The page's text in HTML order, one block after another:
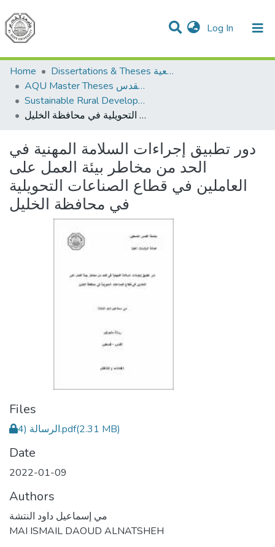
Log In (current)
Communities & Collections
All of DSpace
Home
Dissertations & Theses الرسائل الجامعية
AQU Master Theses الرسائل الجامعية الخاصة بجامعة القدس
Sustainable Rural Development التنمية الريفية المستدامة
دور تطبيق إجراءات السلامة المهنية في الحد من مخاطر بيئة العمل على العاملين في قطاع الصناعات التحويلية في محافظة الخليل
دور تطبيق إجراءات السلامة المهنية في
الحد من مخاطر بيئة العمل على
العاملين في قطاع الصناعات التحويلية
في محافظة الخليل
Files
الرسالة (4.pdf(2.31 MB)
Date
2022-01-09
Authors
مي إسماعيل داود النتشة
MAI ISMAIL DAOUD ALNATSHEH